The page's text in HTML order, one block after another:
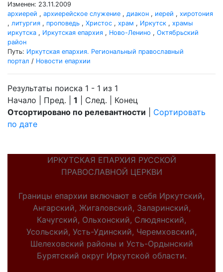
Изменен: 23.11.2009
архиерей , архиерейское служение , диакон , иерей , хиротония
, литургия , проповедь , Христос , храм , Иркутск , храмы
иркутска , Иркутская епархия , Ново-Ленино , Октябрьский
район
Путь: Иркутская епархия. Региональный православный
портал / Новости епархии
Результаты поиска 1 - 1 из 1
Начало | Пред. | 1 | След. | Конец
Отсортировано по релевантности
Сортировать
по дате
ИРКУТСКАЯ ЕПАРХИЯ РУССКОЙ
ПРАВОСЛАВНОЙ ЦЕРКВИ
Границы епархии включают в себя Иркутский,
Ангарский, Жигаловский, Заларинский,
Качугский, Ольхонский, Слюдянский,
Усольский, Усть-Удинский, Черемховский,
Шелеховский районы и Усть-Ордынский
Бурятский округ Иркутской области.